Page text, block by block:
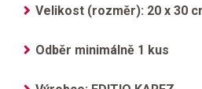
Velikost (rozměr): 20 x 30
Odběr minimálně 1 kus